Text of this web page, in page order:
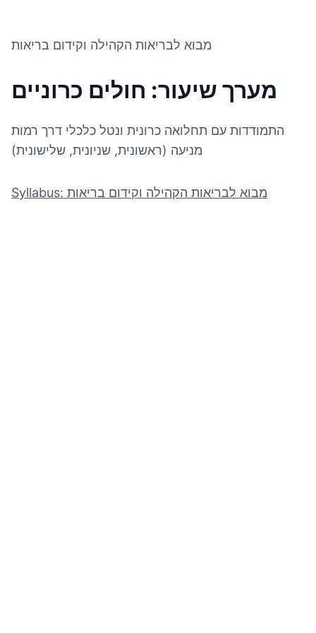
מבוא לבריאות הקהילה וקידום בריאות
מערך שיעור: חולים כרוניים
התמודדות עם תחלואה כרונית ונטל כלכלי דרך רמות
מניעה (ראשונית, שניונית, שלישונית)
Syllabus: מבוא לבריאות הקהילה וקידום בריאות